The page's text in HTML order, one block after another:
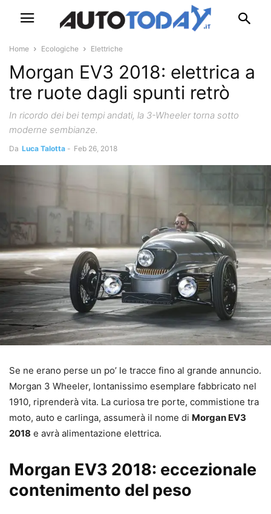
Home Ecologiche Elettriche
Morgan EV3 2018: elettrica a
tre ruote dagli spunti retrò
In ricordo dei bei tempi andati, la 3-Wheeler torna sotto
moderne sembianze.
Da Luca Talotta - Feb 26, 2018
Se ne erano perse un po’ le tracce fino al grande annuncio.
Morgan 3 Wheeler, lontanissimo esemplare fabbricato nel
1910, riprenderà vita. La curiosa tre porte, commistione tra
moto, auto e carlinga, assumerà il nome di Morgan EV3
2018 e avrà alimentazione elettrica.
Morgan EV3 2018: eccezionale
contenimento del peso